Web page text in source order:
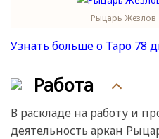
Рыцарь Жезлов
Узнать больше о Таро 78
Работа
В раскладе на работу и
деятельность аркан